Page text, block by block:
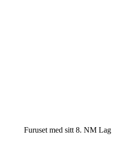
Furuset med sitt 8. NM Lag